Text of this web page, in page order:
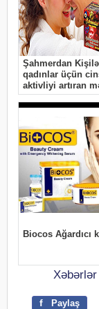
Xəbərlər
f Paylaş